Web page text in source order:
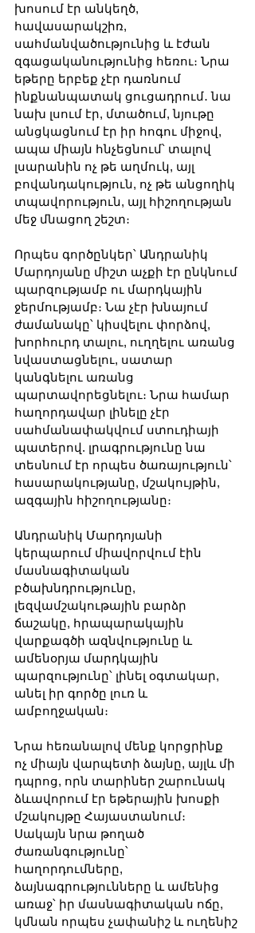
խոսում էր անկեղծ,
հավասարակշիռ,
սահմանվածությունից և էժան
զգացականությունից հեռու։ Նրա
եթերը երբեք չէր դառնում
ինքնանպատակ ցուցադրում․ նա
նախ լսում էր, մտածում, նյութը
անցկացնում էր իր հոգու միջով,
ապա միայն հնչեցնում՝ տալով
լսարանին ոչ թե աղմուկ, այլ
բովանդակություն, ոչ թե անցողիկ
տպավորություն, այլ հիշողության
մեջ մնացող շեշտ։
Որպես գործընկեր՝ Անդրանիկ
Մարդոյանը միշտ աչքի էր ընկնում
պարզությամբ ու մարդկային
ջերմությամբ։ Նա չէր խնայում
ժամանակը՝ կիսվելու փորձով,
խորհուրդ տալու, ուղղելու առանց
նվաստացնելու, սատար
կանգնելու առանց
պարտավորեցնելու։ Նրա համար
հաղորդավար լինելը չէր
սահմանափակվում ստուդիայի
պատերով. լրագրությունը նա
տեսնում էր որպես ծառայություն՝
հասարակությանը, մշակույթին,
ազգային հիշողությանը։
Անդրանիկ Մարդոյանի
կերպարում միավորվում էին
մասնագիտական
բծախնդրությունը,
լեզվամշակութային բարձր
ճաշակը, հրապարակային
վարքագծի ազնվությունը և
ամենօրյա մարդկային
պարզությունը՝ լինել օգտակար,
անել իր գործը լուռ և
ամբողջական։
Նրա հեռանալով մենք կորցրինք
ոչ միայն վարպետի ձայնը, այլև մի
դպրոց, որն տարիներ շարունակ
ձևավորում էր եթերային խոսքի
մշակույթը Հայաստանում։
Սակայն նրա թողած
ժառանգությունը՝
հաղորդումները,
ձայնագրությունները և ամենից
առաջ՝ իր մասնագիտական ոճը,
կմնան որպես չափանիշ և ուղենիշ